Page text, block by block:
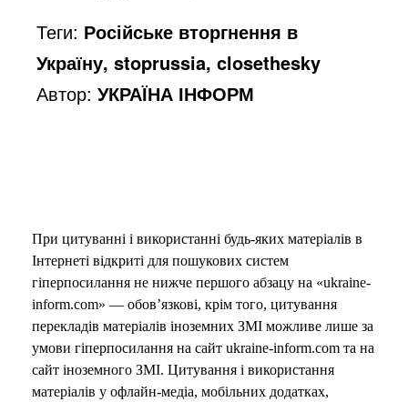
e
Теги: Російське вторгнення в
Україну, stoprussia, closethesky
Автор:УКРАЇНА ІНФОРМ
При цитуванні і використанні будь-яких матеріалів в
Інтернеті відкриті для пошукових систем
гіперпосилання не нижче першого абзацу на «ukraine-
inform.com» — обов’язкові, крім того, цитування
перекладів матеріалів іноземних ЗМІ можливе лише за
умови гіперпосилання на сайт ukraine-inform.com та на
сайт іноземного ЗМІ. Цитування і використання
матеріалів у офлайн-медіа, мобільних додатках,